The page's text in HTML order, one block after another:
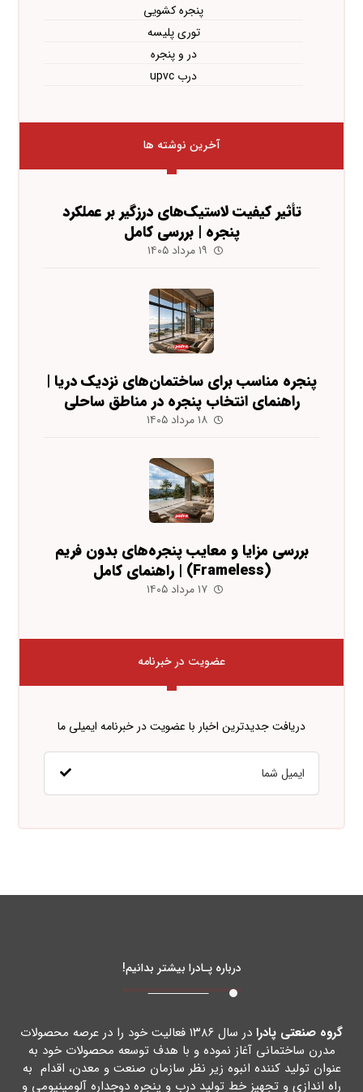
پنجره کشویی
توری پلیسه
در و پنجره
درب upvc
آخرین نوشته ها
تأثیر کیفیت لاستیک‌های درزگیر بر عملکرد
پنجره | بررسی کامل
۱۹ مرداد ۱۴۰۵
پنجره مناسب برای ساختمان‌های نزدیک دریا |
راهنمای انتخاب پنجره در مناطق ساحلی
۱۸ مرداد ۱۴۰۵
بررسی مزایا و معایب پنجره‌های بدون فریم
(Frameless) | راهنمای کامل
۱۷ مرداد ۱۴۰۵
عضویت در خبرنامه
دریافت جدیدترین اخبار با عضویت در خبرنامه ایمیلی ما
درباره پـادرا بیشتر بدانیم!
گروه صنعتی پادرا
در سال ۱۳۸۶ فعالیت خود را در عرصه محصولات
مدرن ساختمانی آغاز نموده و با هدف توسعه محصولات خود به
عنوان تولید کننده انبوه زیر نظر سازمان صنعت و معدن، اقدام به
راه اندازي و تجهیز خط تولید درب و پنجره دوجداره آلومینیومی و